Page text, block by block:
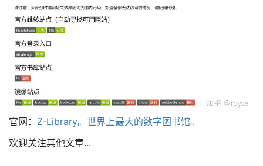
官网： Z-Library。世界上最大的数字图书馆。
欢迎关注其他文章...